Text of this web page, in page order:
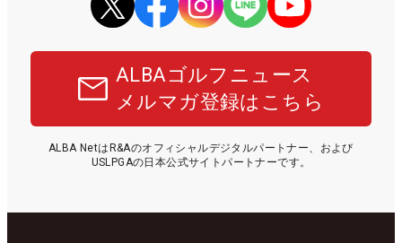
ALBAゴルフニュース
メルマガ登録はこちら
ALBA NetはR&Aのオフィシャルデジタルパートナー、および
USLPGAの日本公式サイトパートナーです。